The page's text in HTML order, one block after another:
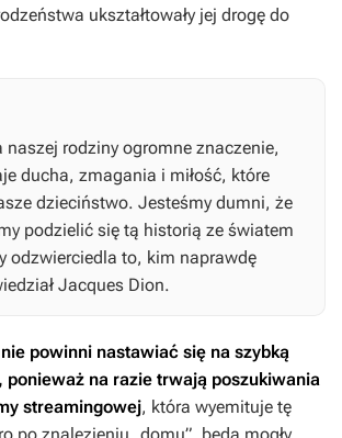
ukształtowały jej drogę do
naszej rodziny ogromne znaczenie,
ducha, zmagania i miłość, które
dzieciństwo. Jesteśmy dumni, że
podzielić się tą historią ze światem
odzwierciedla to, kim naprawdę
Jacques Dion.
powinni nastawiać się na szybką
ponieważ na razie trwają poszukiwania
streamingowej, która wyemituje tę